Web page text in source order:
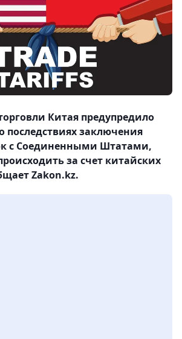
Китая предупредило
последствиях заключения
с Соединенными Штатами,
за счет китайских
Zakon.kz.